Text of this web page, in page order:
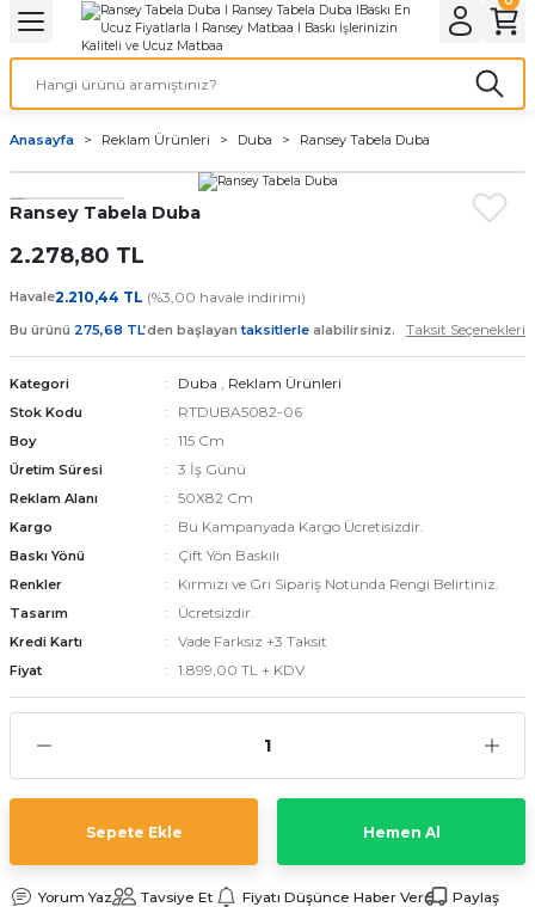
Geri Dön
Geri Dön
Kağıdı
Geri Dön
Geri Dön
Ürünleri
Geri Dön
Geri Dön
Geri Dön
Anasayfa Reklam Ürünleri Duba Ransey Tabela Duba
Ransey Tabela Duba
2.278,80 TL
Havale2.210,44 TL (%3,00 havale indirimi)
Bu ürünü 275,68 TL’den başlayantaksitlerle alabilirsiniz. Taksit Seçenekleri
Kategori Duba , Reklam Ürünleri
Stok Kodu RTDUBA5082-06
Boy 115 Cm
Üretim Süresi 3 İş Günü
Reklam Alanı 50X82 Cm
Kargo Bu Kampanyada Kargo Ücretisizdir.
Baskı Yönü Çift Yön Baskılı
Renkler Kırmızı ve Gri Sipariş Notunda Rengi Belirtiniz.
Tasarım Ücretsizdir.
Kredi Kartı Vade Farksız +3 Taksit
Fiyat 1.899,00 TL + KDV
Sepete Ekle Hemen Al
Yorum Yaz Tavsiye Et Fiyatı Düşünce Haber Ver
Paylaş